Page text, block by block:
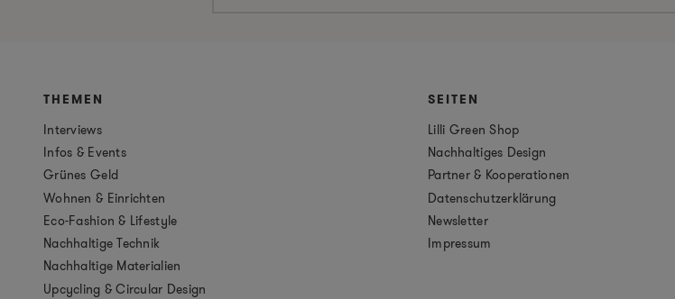
THEMEN
Interviews
Infos & Events
Grünes Geld
Wohnen & Einrichten
Eco-Fashion & Lifestyle
Nachhaltige Technik
Nachhaltige Materialien
Upcycling & Circular Design
SEITEN
Lilli Green Shop
Nachhaltiges Design
Partner & Kooperationen
Datenschutzerklärung
Newsletter
Impressum